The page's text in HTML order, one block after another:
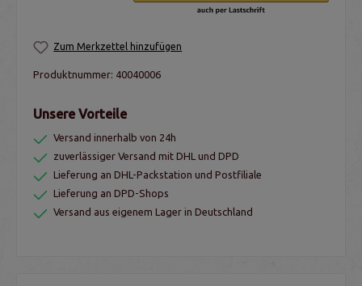
Zum Merkzettel hinzufügen
Produktnummer: 40040006
Unsere Vorteile
Versand innerhalb von 24h
zuverlässiger Versand mit DHL und DPD
Lieferung an DHL-Packstation und Postfiliale
Lieferung an DPD-Shops
Versand aus eigenem Lager in Deutschland